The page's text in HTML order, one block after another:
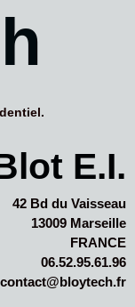
E.I.
42 Bd du Vaisseau
13009 Marseille
FRANCE
06.52.95.61.96
contact@bloytech.fr